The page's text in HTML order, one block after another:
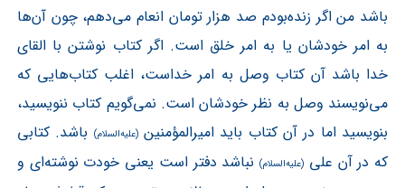
باشد من اگر زنده‌بودم صد هزار تومان انعام می‌دهم، چون آن‌ها
به امر خودشان یا به امر خلق است. اگر کتاب نوشتن با القای
خدا باشد آن کتاب وصل به امر خداست، اغلب کتاب‌هایی که
می‌نویسند وصل به نظر خودشان است. نمی‌گویم کتاب ننویسید،
بنویسید اما در آن کتاب باید امیرالمؤمنین(علیه‌السلام) باشد. کتابی
که در آن علی (علیه‌السلام)نباشد دفتر است یعنی خودت نوشته‌ای و